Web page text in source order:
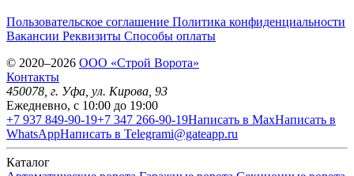
Пользовательское соглашение Политика конфиденциальности
Вакансии Реквизиты Способы оплаты
© 2020–2026 OOO «Строй Ворота»
Контакты
450078 , г. Уфа ул. Кирова, 93
Ежедневно, с 10:00 до 19:00
+7 937 849-90-19+7 347 266-90-19Написать в MaxНаписать в
WhatsAppНаписать в Telegrami@gateapp.ru
Каталог